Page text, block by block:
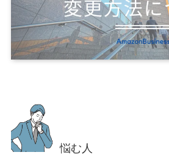
悩む人